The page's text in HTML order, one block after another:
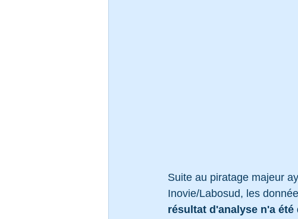
Suite au piratage majeur
Inovie/Labosud, les
résultat d'analyse n'a été